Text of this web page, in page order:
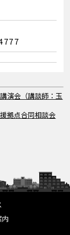
演会（講談師：玉
拠点合同相談会